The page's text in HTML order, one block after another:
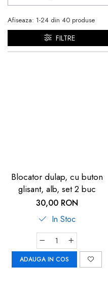
Căști antifonice copii și
dopuri de urechi
Produse îngrijire copii
Igiena copii
Afiseaza: 1-24 din 40 produse
FILTRE
Blocator dulap, cu buton
glisant, alb, set 2 buc
30,00 RON
In Stoc
ADAUGA IN COS